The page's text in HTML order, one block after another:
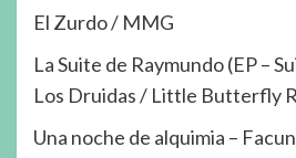
El Zurdo / MMG
La Suite de Raymundo (EP –
Los Druidas / Little Butterfly
Una noche de alquimia –